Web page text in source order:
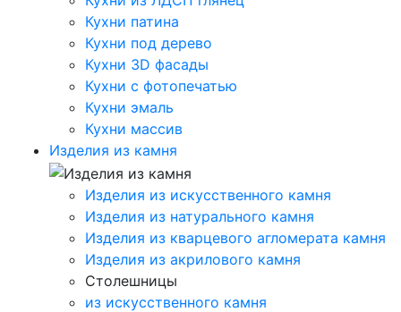
Кухни патина
Кухни под дерево
Кухни 3D фасады
Кухни с фотопечатью
Кухни эмаль
Кухни массив
Изделия из камня
Изделия из искусственного камня
Изделия из натурального камня
Изделия из кварцевого агломерата камня
Изделия из акрилового камня
Столешницы
из искусственного камня